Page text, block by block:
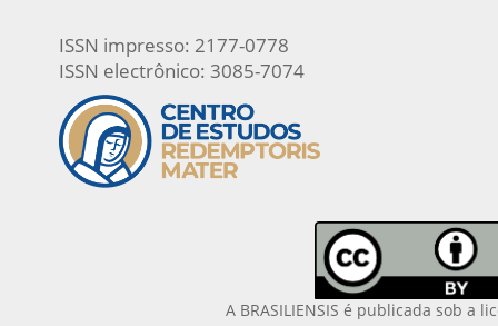
ISSN impresso: 2177-0778
ISSN electrônico: 3085-7074
A BRASILIENSIS é publicada sob a